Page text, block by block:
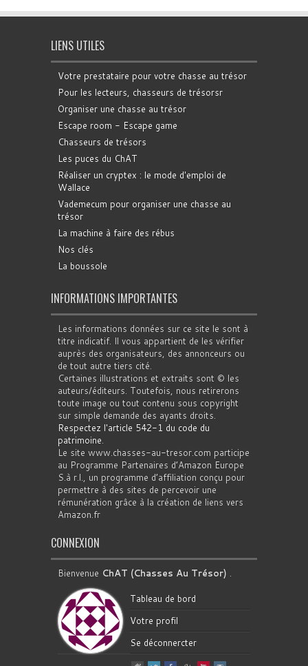
LIENS UTILES
Votre prestataire pour votre chasse au trésor
Pour les lecteurs, chasseurs de trésorsr
Organiser une chasse au trésor
Escape room - Escape game
Chasseurs de trésors
Les puces du ChAT
Réaliser un cryptex : le mode d'emploi de
Wallace
Vademecum pour organiser une chasse au
trésor
La machine à faire des rébus
Nos clés
La boussole
INFORMATIONS IMPORTANTES
Les informations données sur ce site le sont à
titre indicatif. Il vous appartient de les vérifier
auprès des organisateurs, des annonceurs ou
de tout autre tiers cité.
Certaines illustrations et extraits sont © les
auteurs/éditeurs. Toutefois, nous retirerons
toute image ou tout contenu sous copyright
sur simple demande des ayants droits.
Respectez l'article 542-1 du code du
patrimoine.
Le site www.chasses-au-tresor.com participe
au Programme Partenaires d’Amazon Europe
S.à r.l., un programme d’affiliation conçu pour
permettre à des sites de percevoir une
rémunération grâce à la création de liens vers
Amazon.fr
CONNEXION
Bienvenue ChAT (Chasses Au Trésor) .
Tableau de bord
Votre profil
Se déconnercter